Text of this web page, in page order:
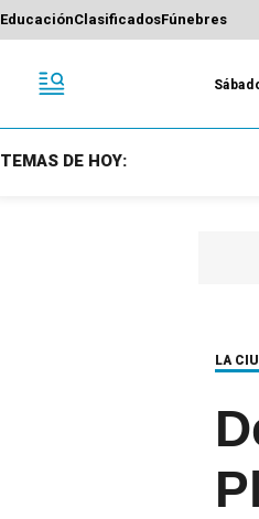
EducaciónClasificadosFúnebres
TEMAS DE HOY:
LA